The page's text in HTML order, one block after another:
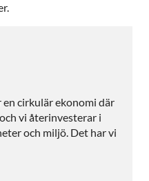
en cirkulär ekonomi där
vi återinvesterar i
och miljö. Det har vi